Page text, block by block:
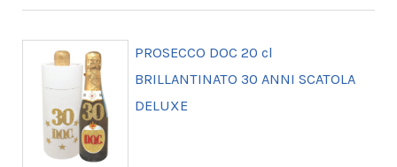
PROSECCO DOC 20 cl
BRILLANTINATO 30 ANNI SCATOLA
DELUXE